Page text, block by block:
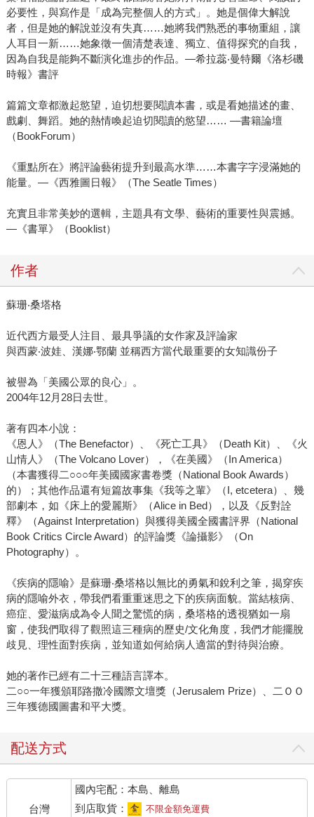
必要性，與寫作是「成為完整個人的方式」。她是個偉大解說
者，但是她的解說並沒有失真……她將我們熟悉的事物重組，讓
人耳目一新……她象徵一個清楚表達、獨立、值得探究的自我，
因為自我是能夠不斷演化進步的作品。—希拉蕊‧曼特爾《洛杉磯
時報》書評
篇篇文章都激起慾望，迫切想要閱讀本書，或是看她描述的畫、
戲劇、舞蹈。她的熱情喚起迫切閱讀的慾望…… —書籍論壇
（BookForum）
《重點所在》將評論藝術提升到最高水準……本書字字浸滿她的
能量。—《西雅圖日報》（The Seatle Times）
充實且非常美妙的選輯，主題具有文學、藝術的重要性與震撼。
—《書單》（Booklist）
作者
蘇珊‧桑塔格
近代西方最受人注目、最具爭議的女作家及評論家
與西蒙‧波娃、漢娜‧鄂蘭 並稱西方當代最重要的女知識份子
被譽為「美國公眾的良心」。
2004年12月28日去世。
著有四本小說：
《恩人》（The Benefactor）、《死亡工具》（Death Kit）、《火
山情人》（The Volcano Lover），《在美國》（In America）
（本書獲得二○○○年美國國家書卷獎（National Book Awards）
的）；其他作品還有短篇故事集《我等之輩》（I, etcetera）、幾
部劇本，如《床上的愛麗斯》（Alice in Bed），以及《反對詮
釋》（Against Interpretation）與獲得美國全國書評界（National
Book Critics Circle Award）的評論獎《論攝影》（On
Photography）。
《疾病的隱喻》是蘇珊‧桑塔格以無比的勇氣和銳利之筆，揭穿疾
病的隱喻外衣，帶我們看重重迷思之下的疾病面貌。當結核病、
癌症、愛滋病成為令人聞之驚慌的病，桑塔格的透視猶如一扇
窗，使我們取得了觀照這三種病的歷史/文化角度，我們才能擺脫
歧見、理性面對疾病，並知道如何給病人適當的對待與治療。
她的著作已經有二十三種語言譯本。
二○○一年獲頒耶路撒冷國際文壇獎（Jerusalem Prize）、二ＯＯ
三年獲德國圖書和平大獎。
配送方式
台灣
國內宅配：本島、離島
到店取貨：
不限金額免運費